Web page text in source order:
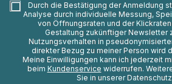
Durch die Bestätigung der Anmeldung
Analyse durch individuelle Messung,
von Öffnungsraten und der
Gestaltung zukünftiger Newsletter
Nutzungsverhalten in
direkter Bezug zu meiner Person wird
Meine Einwilligungen kann ich jederzeit
beim Kundenservice widerrufen.
Sie in unserer